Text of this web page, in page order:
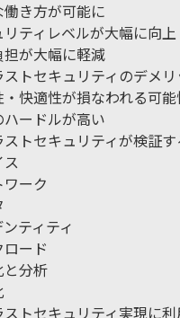
働き方が可能に
リティレベルが大幅に向上
担が大幅に軽減
ストセキュリティのデメリ
・快適性が損なわれる可能
ハードルが高い
ストセキュリティが検証
ス
ワーク
ティティ
ロード
と分析
ストセキュリティ実現に